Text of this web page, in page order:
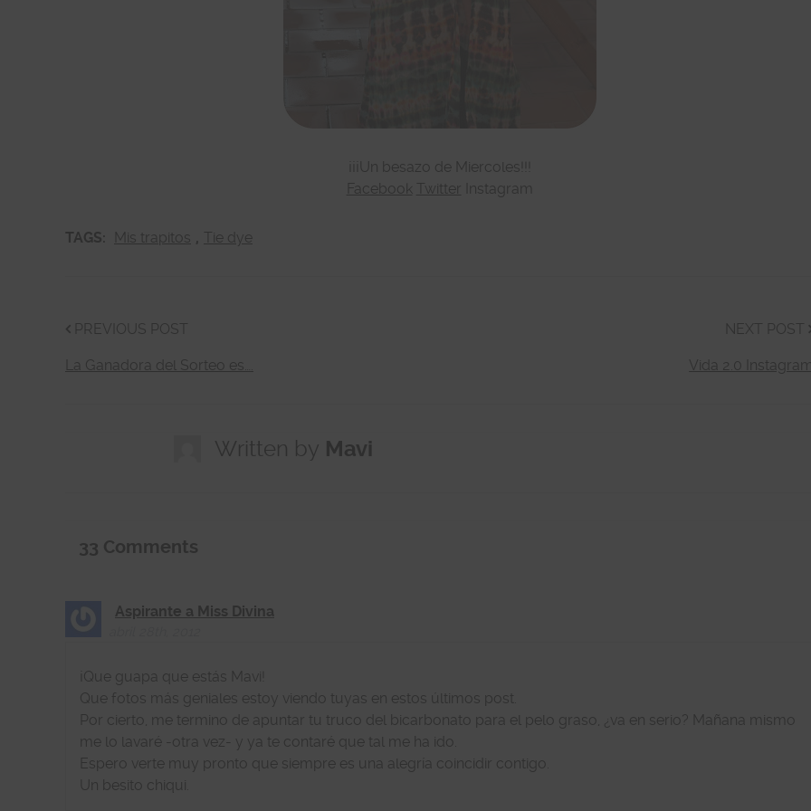
¡¡¡Un besazo de Miercoles!!!
Facebook
Twitter Instagram
TAGS: Mis trapitos , Tie dye
PREVIOUS POST
La Ganadora del Sorteo es….
NEXT POST
Vida 2.0
Written by Mavi
33 Comments
Aspirante a Miss Divina
¡Que guapa que estás Mavi!
Que fotos más geniales estoy viendo tuyas en estos últimos post.
Por cierto, me termino de apuntar tu truco del bicarbonato para el pelo graso, ¿va en serio? Mañana mismo
me lo lavaré -otra vez- y ya te contaré que tal me ha ido.
Espero verte muy pronto que siempre es una alegría coincidir contigo.
Un besito chiqui.